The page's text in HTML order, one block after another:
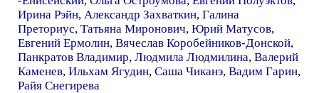
Ирина Рэйн, Александр Захваткин, Галина
Преториус, Татьяна Миронович, Юрий Матусов,
Евгений Ермолин, Вячеслав Коробейников-Донской,
Панкратов Владимир, Людмила Людмилина, Валерий
Каменев, Ильхам Ягудин, Саша Чиканэ, Вадим Гарин,
Райя Снегирева